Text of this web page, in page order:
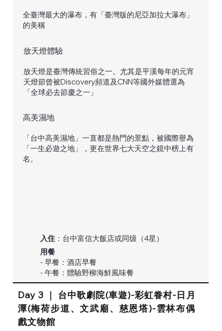
入住：台中富信大飯店或同级（4星）
用餐
- 早餐：酒店早餐
- 午餐：體驗野柳海鮮風味餐
全臺灣最大的瀑布，有「臺灣版的尼亞加拉大瀑布」
的美稱
放天燈是臺灣傳統習俗之一。尤其是平溪每年的元宵
天燈節曾被Discovery頻道及CNN等國外媒體選為
「全球必去節慶之一」
​放天燈體驗
「台中高美濕地」一直都是熱門的景點，被國際譽為
「一生必遊之地」，更在世界七大天空之鏡中榜上有
名。
高美濕地
Day 3 ｜ 台中歌劇院(車遊)-彩虹眷村-日月
潭(梅荷步道、文武廟、慈恩塔)-雲林布偶
戲文物館